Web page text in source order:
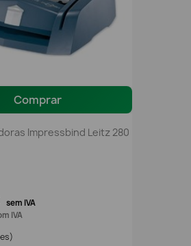
Comprar
Impressbind Leitz 280
sem IVA
IVA